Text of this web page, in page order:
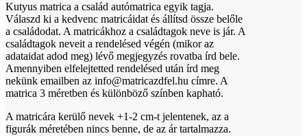
Kutyus matrica a család autómatrica egyik tagja.
Válaszd ki a kedvenc matricáidat és állítsd össze belőle
a családodat. A matricákhoz a családtagok neve is jár. A
családtagok neveit a rendelésed végén (mikor az
adataidat adod meg) lévő megjegyzés rovatba írd bele.
Amennyiben elfelejtetted rendelésed után írd meg
nekünk emailben az info@matricazdfel.hu címre. A
matrica 3 méretben és különböző színben kapható.
A matricára kerülő nevek +1-2 cm-t jelentenek, az a
figurák méretében nincs benne, de az ár tartalmazza.